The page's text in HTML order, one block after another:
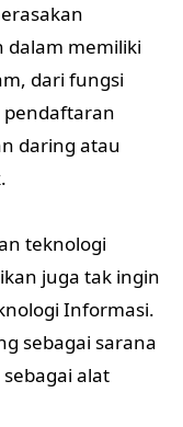
dalam memiliki
dari fungsi
pendaftaran
daring atau
teknologi
juga tak ingin
Informasi.
sebagai sarana
alat